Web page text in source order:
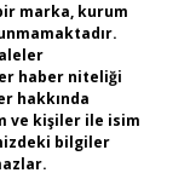
marka, kurum
haber niteliği
hakkında
ve kişiler ile isim
bilgiler